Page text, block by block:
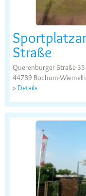
Straße
Querenburger Straße
44789 Bochum-
» Details